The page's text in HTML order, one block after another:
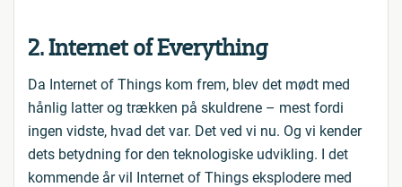
2. Internet of Everything
Da Internet of Things kom frem, blev det mødt med
hånlig latter og trækken på skuldrene – mest fordi
ingen vidste, hvad det var. Det ved vi nu. Og vi kender
dets betydning for den teknologiske udvikling. I det
kommende år vil Internet of Things eksplodere med